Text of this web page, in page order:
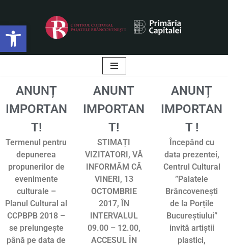
Deschide bara de unelte
Sari
la
conținut
ANUNȚ
IMPORTAN
T!
Termenul pentru
depunerea
propunerilor de
evenimente
culturale –
Planul Cultural al
CCPBPB 2018 –
se prelungește
până pe data de
ANUNT
IMPORTAN
T!
STIMAȚI
VIZITATORI, VĂ
INFORMĂM CĂ
VINERI, 13
OCTOMBRIE
2017, ÎN
INTERVALUL
09.00 – 12.00,
ACCESUL ÎN
ANUNȚ
IMPORTAN
T !
Începând cu
data prezentei,
Centrul Cultural
”Palatele
Brâncovenești
de la Porțile
Bucureștiului”
invită artiștii
plastici,